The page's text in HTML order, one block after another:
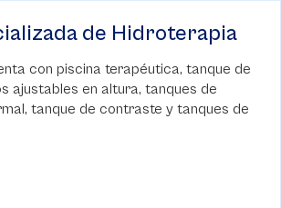
atención terapéutica
con dos gimnasios de terapia física
un gimnasio de terapia física para niños,
un área de electroterapia con
dotados con equipos de